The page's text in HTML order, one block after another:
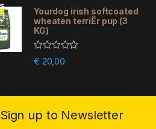
5
e
d
0
o
u
t
o
Yourdog irish softcoated
wheaten terriËr pup (3
KG)
R
a
u
€ 20,00
Sign up to Newsletter